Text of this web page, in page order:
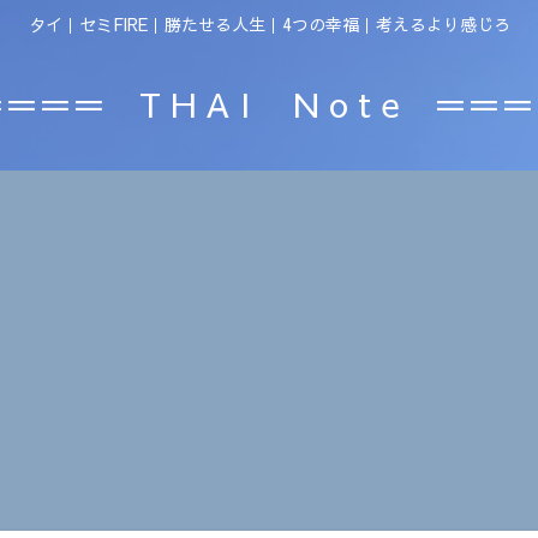
タイ｜セミFIRE｜勝たせる人生｜4つの幸福｜考えるより感じろ
＝＝＝ T H A I N o t e ＝＝＝